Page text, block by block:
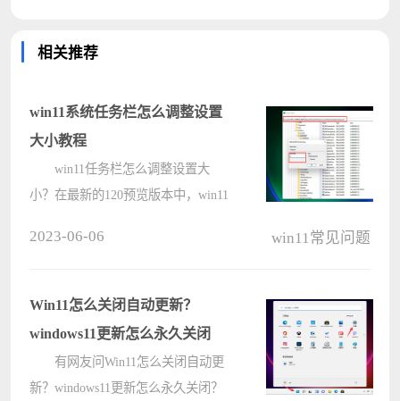
相关推荐
win11系统任务栏怎么调整设置
大小教程
win11任务栏怎么调整设置大
小？在最新的120预览版本中，win11
调整，那具体要怎么设置任务栏的大
小呢？????
2023-06-06 win11常见问题
Win11怎么关闭自动更新？
windows11更新怎么永久关闭
有网友问Win11怎么关闭自动更
新？windows11更新怎么永久关闭？